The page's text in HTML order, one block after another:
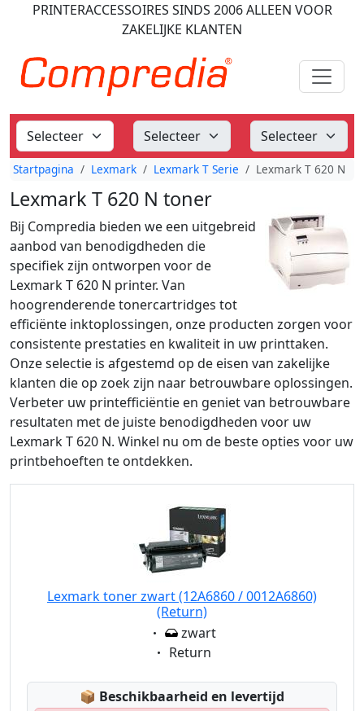
PRINTERACCESSOIRES SINDS 2006ALLEEN VOOR
ZAKELIJKE KLANTEN
Startpagina Lexmark Lexmark T Serie Lexmark T 620 N
Lexmark T 620 N toner
Bij Compredia bieden we een uitgebreid
aanbod van benodigdheden die
specifiek zijn ontworpen voor de
Lexmark T 620 N printer. Van
hoogrenderende tonercartridges tot
efficiënte inktoplossingen, onze producten zorgen voor
consistente prestaties en kwaliteit in uw printtaken.
Onze selectie is afgestemd op de eisen van zakelijke
klanten die op zoek zijn naar betrouwbare oplossingen.
Verbeter uw printefficiëntie en geniet van betrouwbare
resultaten met de juiste benodigdheden voor uw
Lexmark T 620 N. Winkel nu om de beste opties voor uw
printbehoeften te ontdekken.
Lexmark toner zwart (12A6860 / 0012A6860)
(Return)
Eigenschaft:
zwart
Eigenschaft:
Return
📦 Lagerstatus:
Beschikbaarheid en levertijd